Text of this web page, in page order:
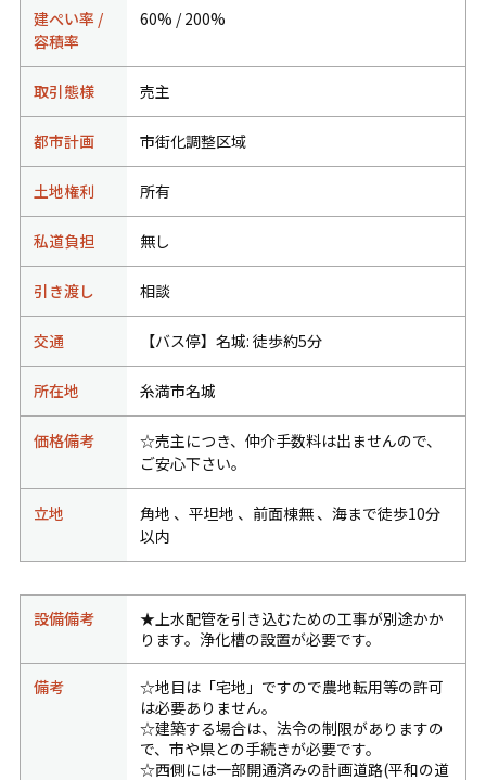
建ぺい率 /
容積率
60% / 200%
取引態様 売主
都市計画 市街化調整区域
土地権利 所有
私道負担 無し
引き渡し 相談
交通 【バス停】名城: 徒歩約5分
所在地 糸満市名城
価格備考
☆売主につき、仲介手数料は出ませんので、
ご安心下さい。
立地
角地 、平坦地 、前面棟無 、海まで徒歩10分
以内
設備備考
★上水配管を引き込むための工事が別途かか
ります。浄化槽の設置が必要です。
備考
☆地目は「宅地」ですので農地転用等の許可
は必要ありません。
☆建築する場合は、法令の制限がありますの
で、市や県との手続きが必要です。
☆西側には一部開通済みの計画道路(平和の道